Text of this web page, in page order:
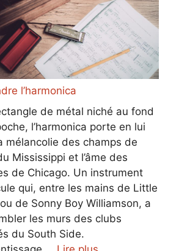
l’harmonica
de métal niché au fond
l’harmonica porte en lui
mélancolie des champs de
Mississippi et l’âme des
de Chicago. Un instrument
qui, entre les mains de Little
de Sonny Boy Williamson, a
les murs des clubs
du South Side.